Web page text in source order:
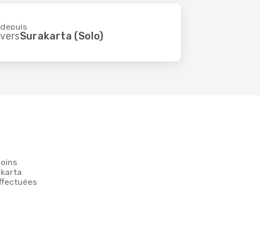
versSurakarta (Solo)